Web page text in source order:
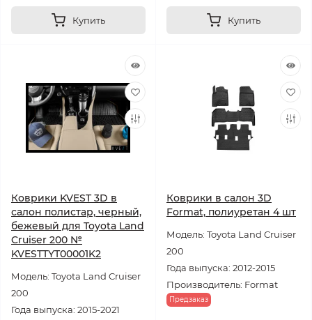
Купить Купить
Коврики KVEST 3D в
салон полистар, черный,
бежевый для Toyota Land
Cruiser 200 №
KVESTTYT00001K2
Модель: Toyota Land Cruiser
200
Года выпуска: 2015-2021
Коврики в салон 3D
Format, полиуретан 4 шт
Модель: Toyota Land Cruiser
200
Года выпуска: 2012-2015
Производитель: Format
Предзаказ